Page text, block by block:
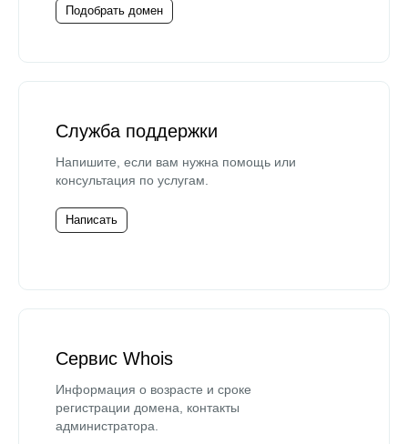
Подобрать домен
Служба поддержки
Напишите, если вам нужна помощь или
консультация по услугам.
Написать
Сервис Whois
Информация о возрасте и сроке
регистрации домена, контакты
администратора.